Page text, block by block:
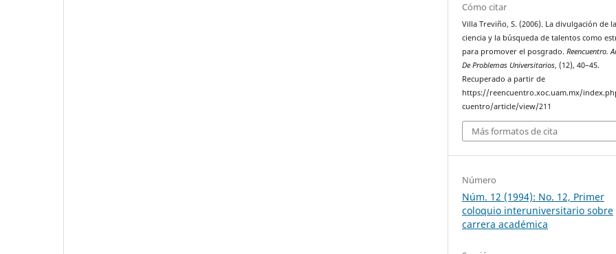
Cómo citar
Villa Treviño, S. (2006). La divulgación de la
ciencia y la búsqueda de talentos como
para promover el posgrado.Reencuentro.
De Problemas Universitarios, (12), 40–45.
Recuperado a partir de
https://reencuentro.xoc.uam.mx/
cuentro/article/view/211
Más formatos de cita
Número
Núm. 12 (1994): No. 12, Primer
coloquio interuniversitario sobre
carrera académica